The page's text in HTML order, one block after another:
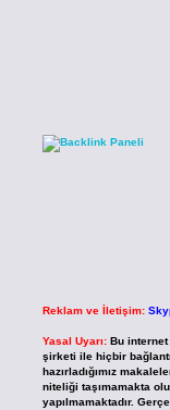
Reklam ve İletişim:
Yasal Uyarı: Bu
şirketi ile hiçbir
hazırladığımız
niteliği taşımamakta
yapılmamaktadır.